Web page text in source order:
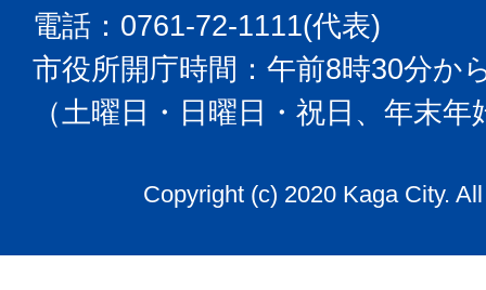
電話：0761-72-1111(代表)
市役所開庁時間：午前8時30分か
（土曜日・日曜日・祝日、年末
Copyright (c) 2020 Kaga City.